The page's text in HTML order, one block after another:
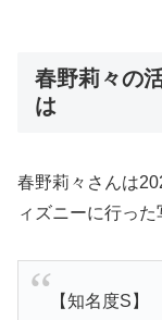
春野莉々の
は
春野莉々さんは
ィズニーに行った
【知名度S】